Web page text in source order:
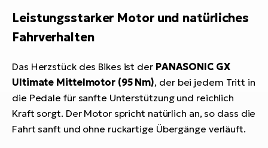
Leistungsstarker Motor und natürliches
Fahrverhalten
Das Herzstück des Bikes ist der PANASONIC GX
Ultimate Mittelmotor (95 Nm), der bei jedem Tritt in
die Pedale für sanfte Unterstützung und reichlich
Kraft sorgt. Der Motor spricht natürlich an, so dass die
Fahrt sanft und ohne ruckartige Übergänge verläuft.